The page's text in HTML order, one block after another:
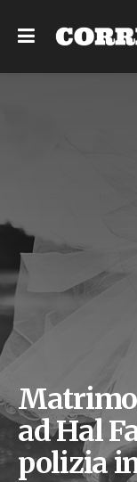
ad Hal
polizia